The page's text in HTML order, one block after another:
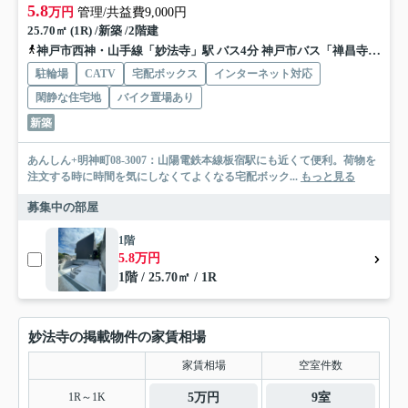
5.8万円 管理/共益費9,000円
25.70㎡ (1R) /新築 /2階建
神戸市西神・山手線「妙法寺」駅 バス4分 神戸市バス「禅昌寺（兵庫県）」 停歩1分
駐輪場 CATV 宅配ボックス
インターネット対応
閑静な住宅地
バイク置場あり
新築
あんしん+明神町08-3007：山陽電鉄本線板宿駅にも近くて便利。荷物を
注文する時に時間を気にしなくてよくなる宅配ボック... もっと見る
募集中の部屋
1階
5.8万円
1階 / 25.70㎡ / 1R
妙法寺の掲載物件の家賃相場
家賃相場 空室件数
1R～1K 5万円 9室